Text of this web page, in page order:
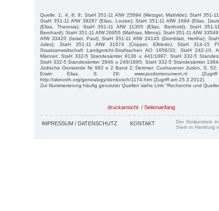
Quelle: 1; 4; 8; 9; StaH 351-11 AfW 25694 (Metzger, Mathilde); StaH 351-
StaH 351-11 AfW 39287 (Elias, Louise); StaH 351-11 AfW 1694 (Elias,
(Elias, Theresia); StaH 351-11 AfW 11305 (Elias, Berthold); StaH 351-
Bernhard); StaH 351-11 AfW 26955 (Mathias, Minna); StaH 351-11 AfW
AfW 33420 (Israel, Paul); StaH 351-11 AfW 24145 (Dornblatt, Hertha);
Jules); StaH 351-11 AfW 31674 (Copper, Elfriede); StaH 314-15
Staatsanwaltschaft Landgericht-Strafsachen AO 1656/33; StaH 242-1II,
Männer; StaH 332-5 Standesämter 9136 u 441/1897; StaH 332-5
StaH 332-5 Standesämter 2846 u 249/1895; StaH 332-5 Standesämter
Jüdische Gemeinde Nr. 992 e 2 Band 2; Dettmer: Cuxhavener Juden, S.
Erwin Elias, S. 29; www.joodsmonument.nl
http://akevoth.org/genealogy/denbosch/1174.htm (Zugriff am 25.3.2012).
Zur Nummerierung häufig genutzter Quellen siehe Link "Recherche und
druckansicht / Seitenanfang
IMPRESSUM / DATENSCHUTZ KONTAKT
Der Stolperstein
Stein in Hamburg